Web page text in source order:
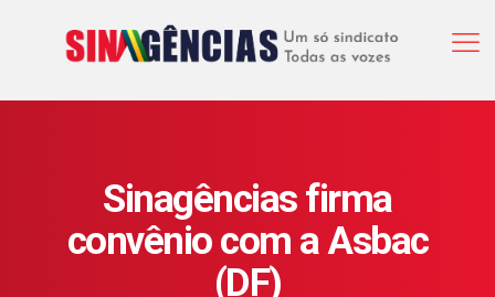
Sinagências firma
convênio com a Asbac
(DF)